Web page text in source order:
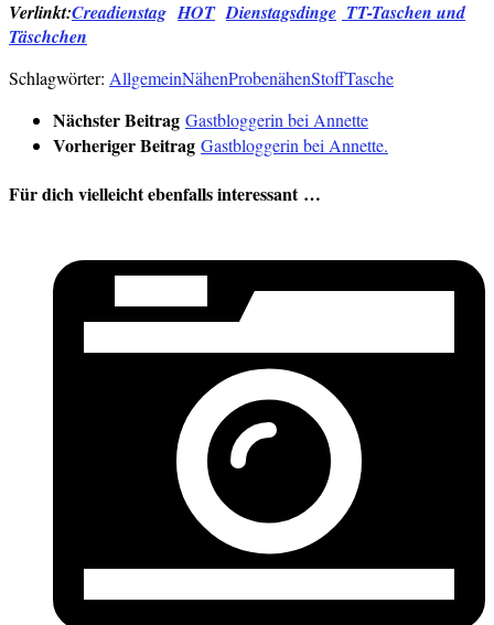
Verlinkt:Creadienstag HOT Dienstagsdinge TT-Taschen und
Täschchen
Schlagwörter: AllgemeinNähenProbenähenStoffTasche
Nächster Beitrag Gastbloggerin bei Annette
Vorheriger Beitrag Gastbloggerin bei Annette.
Für dich vielleicht ebenfalls interessant …